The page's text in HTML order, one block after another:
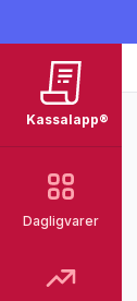
Kassalapp®
Dagligvarer